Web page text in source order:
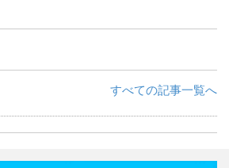
すべての記事一覧へ